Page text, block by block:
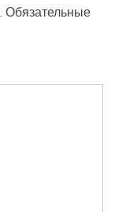
Обязательные